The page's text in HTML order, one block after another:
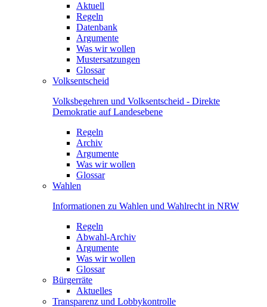
Aktuell
Regeln
Datenbank
Argumente
Was wir wollen
Mustersatzungen
Glossar
Volksentscheid
Volksbegehren und Volksentscheid - Direkte
Demokratie auf Landesebene
Regeln
Archiv
Argumente
Was wir wollen
Glossar
Wahlen
Informationen zu Wahlen und Wahlrecht in NRW
Regeln
Abwahl-Archiv
Argumente
Was wir wollen
Glossar
Bürgerräte
Aktuelles
Transparenz und Lobbykontrolle